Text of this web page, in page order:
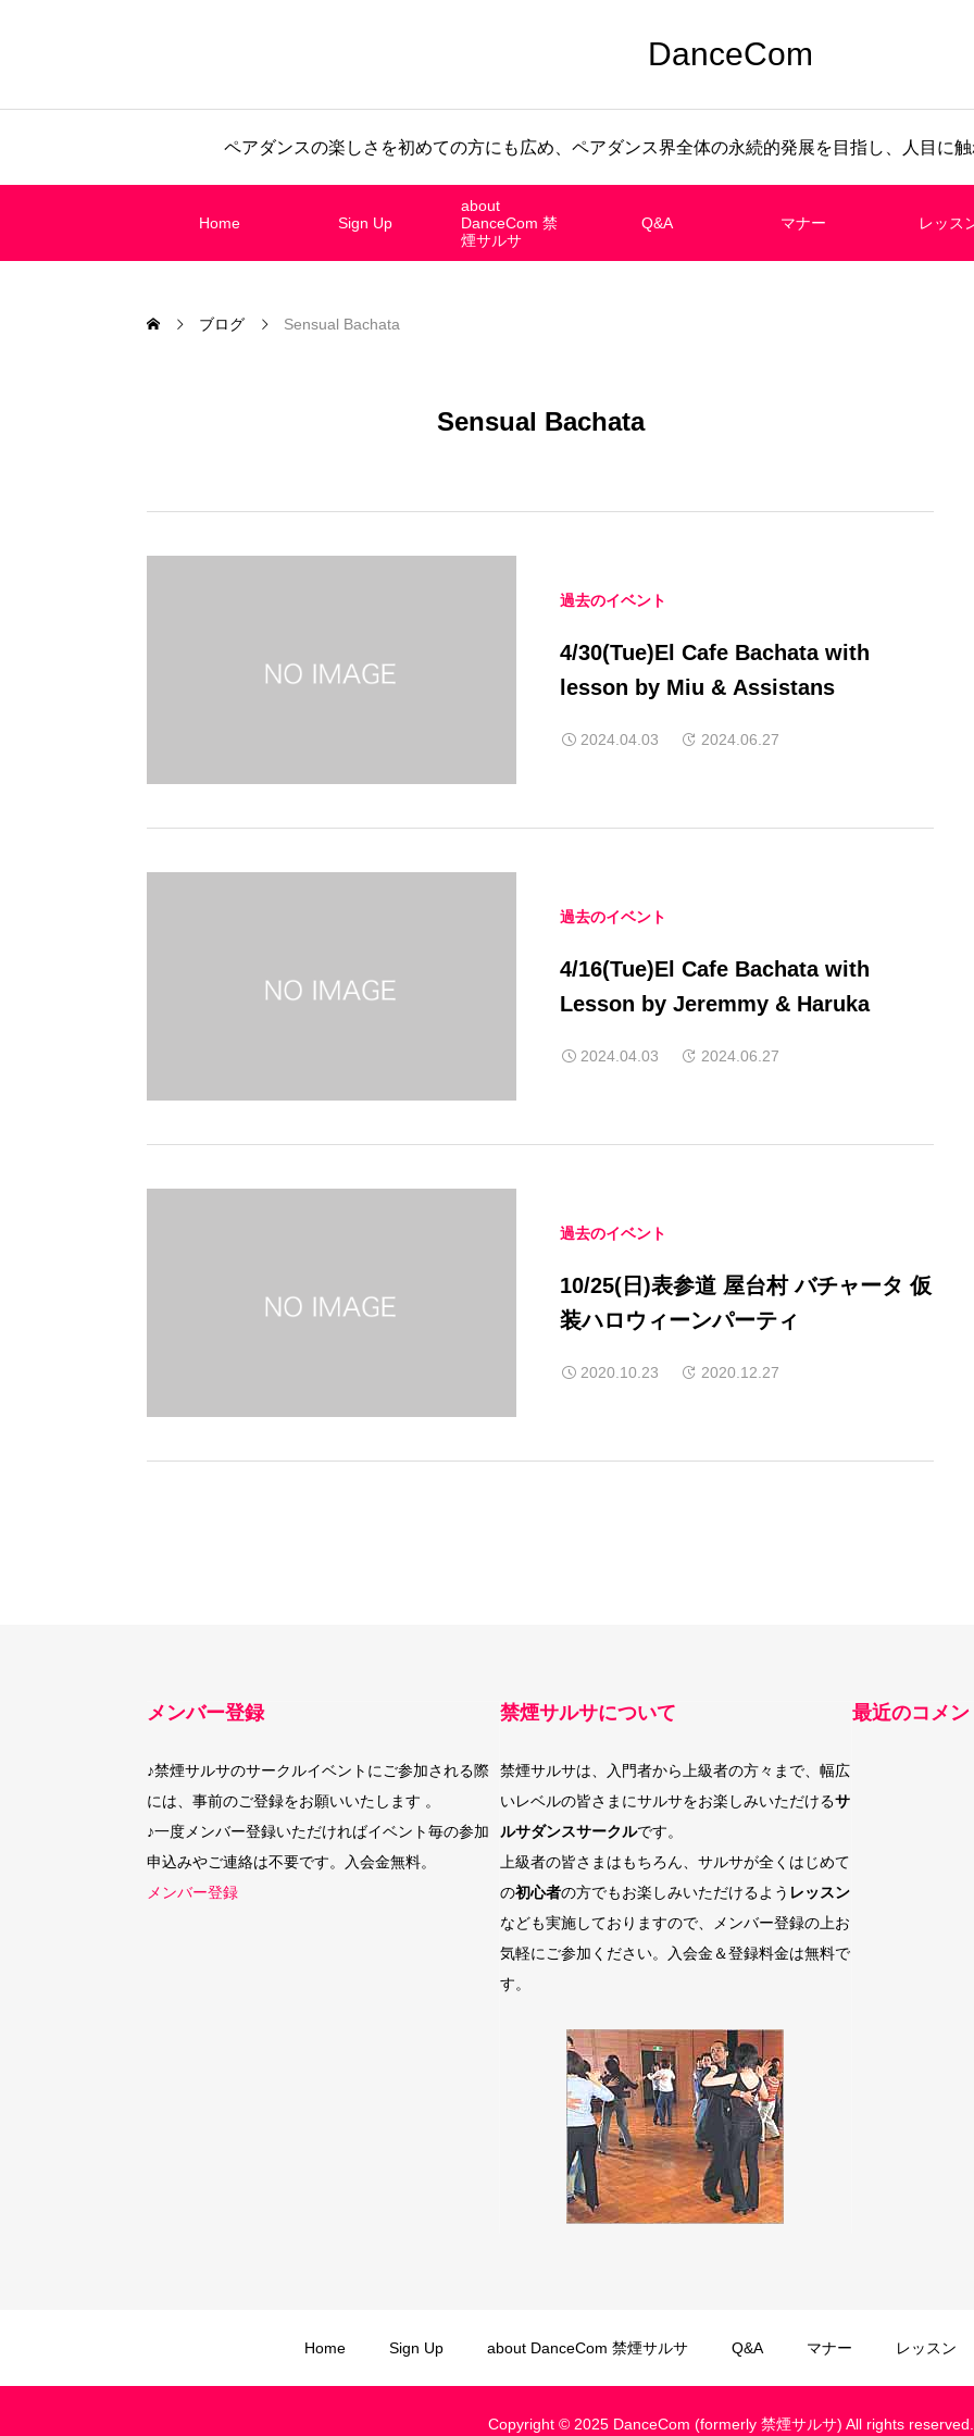
DanceCom
ペアダンスの楽しさを初めての方にも広め、ペアダンス界全体の永続的発展を目指し、人目に
Home Sign Up
about
DanceCom 禁
煙サルサ
Q&A マナー レッス
ブログ Sensual Bachata
Sensual Bachata
過去のイベント
4/30(Tue)El Cafe Bachata with
lesson by Miu & Assistans
2024.04.03 2024.06.27
過去のイベント
4/16(Tue)El Cafe Bachata with
Lesson by Jeremmy & Haruka
2024.04.03 2024.06.27
過去のイベント
10/25(日)表参道 屋台村 バチャータ 仮
装ハロウィーンパーティ
2020.10.23 2020.12.27
メンバー登録
♪禁煙サルサのサークルイベントにご参加される際
には、事前のご登録をお願いいたします 。
♪一度メンバー登録いただければイベント毎の参加
申込みやご連絡は不要です。入会金無料。
メンバー登録
禁煙サルサについて
禁煙サルサは、入門者から上級者の方々まで、幅広
いレベルの皆さまにサルサをお楽しみいただけるサ
ルサダンスサークルです。
上級者の皆さまはもちろん、サルサが全くはじめて
の初心者の方でもお楽しみいただけるよう レッスン
なども実施しておりますので、メンバー登録の上お
気軽にご参加ください。入会金＆登録料金は無料で
す。
最近のコメン
Home Sign Up about DanceCom 禁煙サルサ Q&A マナー レッスン
Copyright © 2025 DanceCom (formerly 禁煙サルサ) All rights reserved.